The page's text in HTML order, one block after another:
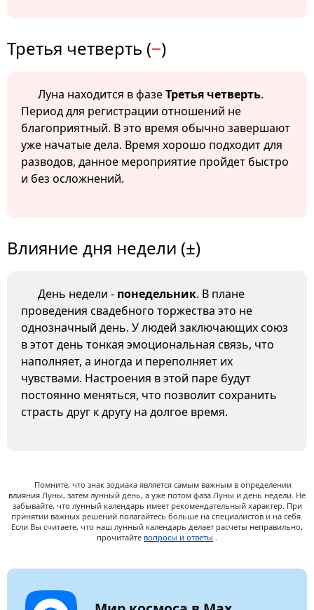
Третья четверть (−)
Луна находится в фазеТретья четверть.
Период для регистрации отношений не
благоприятный. В это время обычно завершают
уже начатые дела. Время хорошо подходит для
разводов, данное мероприятие пройдет быстро
и без осложнений.
Влияние дня недели (±)
День недели - понедельник. В плане
проведения свадебного торжества это не
однозначный день. У людей заключающих союз
в этот день тонкая эмоциональная связь, что
наполняет, а иногда и переполняет их
чувствами. Настроения в этой паре будут
постоянно меняться, что позволит сохранить
страсть друг к другу на долгое время.
Помните, что знак зодиака является самым важным в определении
влияния Луны, затем лунный день, а уже потом фаза Луны и день недели. Не
забывайте, что лунный календарь имеет рекомендательный характер. При
принятии важных решений полагайтесь больше на специалистов и на себя.
Если Вы считаете, что наш лунный календарь делает расчеты неправильно,
прочитайте вопросы и ответы .